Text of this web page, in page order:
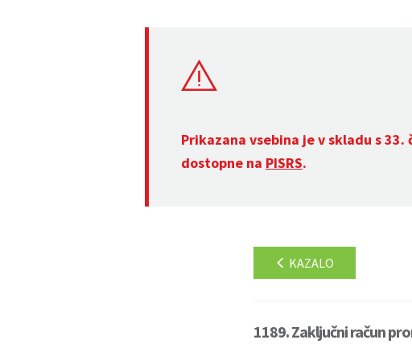
Prikazana vsebina je v skladu s 33.
dostopne na PISRS.
KAZALO
1189. Zaključni račun